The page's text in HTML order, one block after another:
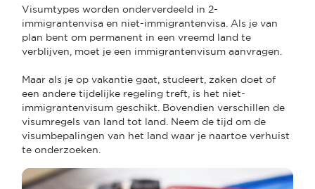
Visumtypes worden onderverdeeld in 2-
immigrantenvisa en niet-immigrantenvisa. Als je van
plan bent om permanent in een vreemd land te
verblijven, moet je een immigrantenvisum aanvragen.
Maar als je op vakantie gaat, studeert, zaken doet of
een andere tijdelijke regeling treft, is het niet-
immigrantenvisum geschikt. Bovendien verschillen de
visumregels van land tot land. Neem de tijd om de
visumbepalingen van het land waar je naartoe verhuist
te onderzoeken.